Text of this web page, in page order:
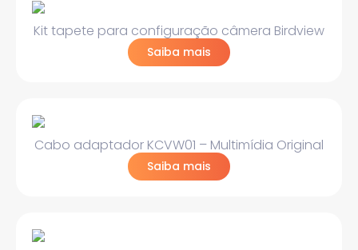
Kit tapete para configuração câmera Birdview
Saiba mais
Cabo adaptador KCVW01 – Multimídia Original
Saiba mais